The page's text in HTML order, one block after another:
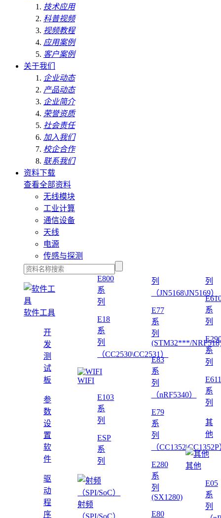
技术应用
科普视频
视频教程
应用案例
客户案例
关于我们
企业动态
产品动态
企业简介
荣誉资质
社会责任
加入我们
校企合作
联系我们
资料下载
查看全部资料
无线模块
工业计算
通信设备
天线
电源
传感与探测
软件工具
开
发
测
试
板
参
数
设
置
软
件
驱
动
程
序
E800
系
列
E18
系
列
（CC2530\CC2531）
WIFI
E103
系
列
ESP
系
列
射频
（SPI/SoC）
列
（JN5168\JN5169）
E77
系
列
(STM32***/
E83
系
列
（nRF5340）
E79
系
列
（
E280
系
列
(SX1280)
E80
列
系
列
系
列
E611
系
列
其
他
其他
E05
系
列